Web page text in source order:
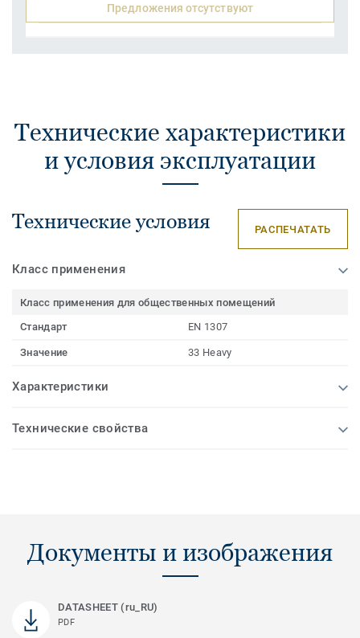
Предложения отсутствуют
Технические характеристики
и условия эксплуатации
Технические условия РАСПЕЧАТАТЬ
Класс применения
Класс применения для общественных помещений
Стандарт
EN 1307
Значение 33 Heavy
Характеристики
Технические свойства
Документы и изображения
DATASHEET (ru_RU)
PDF